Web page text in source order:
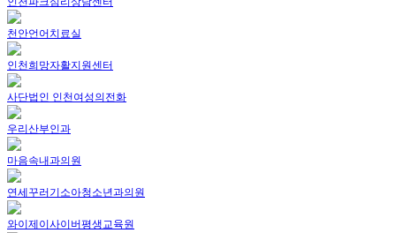
천안언어치료실
인천희망자활지원센터
사단법인 인천여성의전화
우리산부인과
마음속내과의원
연세꾸러기소아청소년과의원
와이제이사이버평생교육원